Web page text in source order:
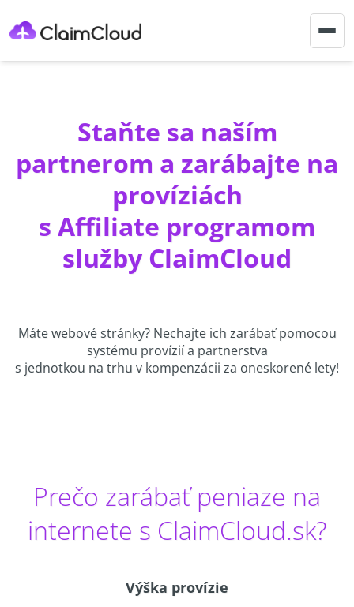
Staňte sa naším
partnerom a zarábajte na
províziách
s Affiliate programom
služby ClaimCloud
Máte webové stránky? Nechajte ich zarábať pomocou
systému provízií a partnerstva
s jednotkou na trhu v kompenzácii za oneskorené lety!
Prečo zarábať peniaze na
internete s ClaimCloud.sk?
Výška provízie